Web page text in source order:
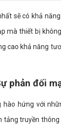
sẽ có khả
mà thiết bị
cao khả năng
phản đối
hào hứng với
tảng truyền